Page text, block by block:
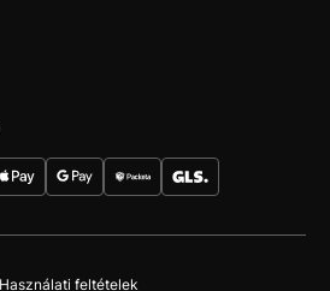
Használati feltételek